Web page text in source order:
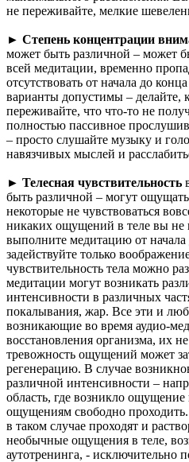
не переживайте, мелкие
► Степень концентрации
может быть различной – может
всей медитации, временно
отсутствовать от начала до
варианты допустимы – делайте,
переживайте, что что-то не
полностью пассивное
– просто слушайте музыку и
навязчивых мыслей и
► Телесная чувствительность
быть различной – могут
некоторые не чувствоваться
никаких ощущений в теле вы не
выполните медитацию от начала
задействуйте только
чувствительность тела можно
медитации могут возникать
интенсивности в различных
покалывания, жар. Все эти и
возникающие во время аудио-
восстановления организма, их
тревожность ощущений может
регенерацию. В случае
различной интенсивности –
область, где возникло
ощущениям свободно
в таком случае проходят и
необычные ощущения в теле,
аутотренинга, - исключительно